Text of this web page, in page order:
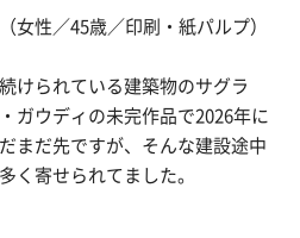
女性／45歳／印刷・紙パルプ）
けられている建築物のサグラ
ガウディの未完作品で2026年に
まだ先ですが、そんな建設途中
く寄せられてました。